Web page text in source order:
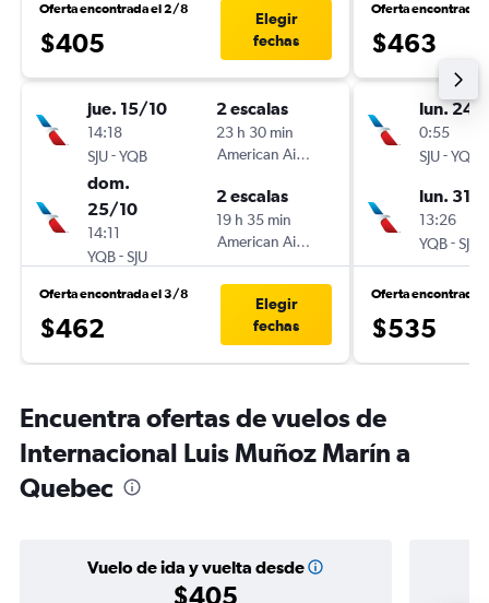
Oferta encontrada el 2/8
$405
Elegir
fechas
jue. 15/10
14:18
SJU-YQB
2 escalas
23 h 30 min
American Airlines
dom.
25/10
14:11
YQB-SJU
2 escalas
19 h 35 min
American Airlines
Oferta encontrada el 3/8
$462
Elegir
fechas
Oferta encontrada
$463
lun. 24/
0:55
SJU-YQB
lun. 31/
13:26
YQB-SJU
Oferta encontrada
$535
Encuentra ofertas de vuelos de
Internacional Luis Muñoz Marín a
Quebec
Vuelo de ida y vuelta desde
$405